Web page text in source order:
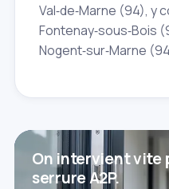
Val‑de‑Marne (94), y
Fontenay‑sous‑Bois
Nogent‑sur‑Marne
On intervient vite
serrure A2P.